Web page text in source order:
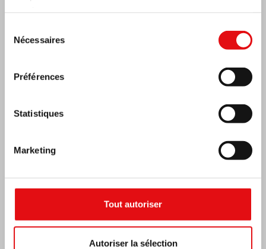
Nécessaires
Préférences
Statistiques
Marketing
Tout autoriser
Autoriser la sélection
CONGRÈS NATIONAL DE L’OCDS